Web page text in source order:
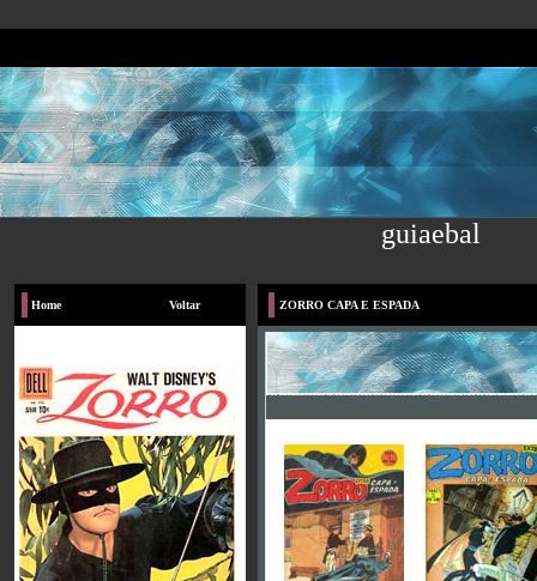
guiaebal
Home Voltar ZORRO CAPA E ESPADA